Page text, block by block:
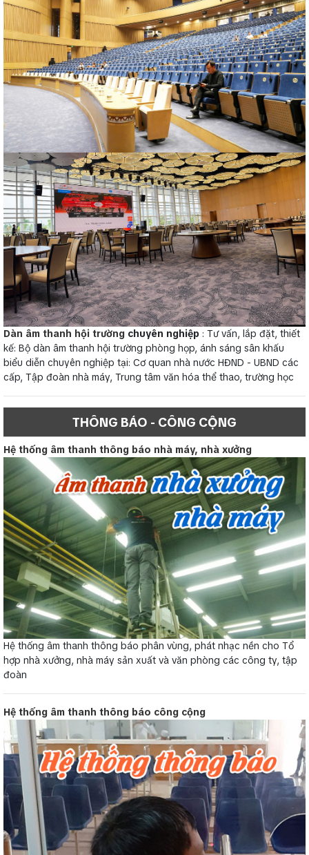
Dàn âm thanh hội trường chuyên nghiệp : Tư vấn, lắp đặt, thiết
kế: Bộ dàn âm thanh hội trường phòng họp, ánh sáng sân khấu
biểu diễn chuyên nghiệp tại: Cơ quan nhà nước HĐND - UBND các
cấp, Tập đoàn nhà máy, Trung tâm văn hóa thể thao, trường học
THÔNG BÁO - CÔNG CỘNG
Hệ thống âm thanh thông báo nhà máy, nhà xưởng
Hệ thống âm thanh thông báo phân vùng, phát nhạc nền cho Tổ
hợp nhà xưởng, nhà máy sản xuất và văn phòng các công ty, tập
đoàn
Hệ thống âm thanh thông báo công cộng